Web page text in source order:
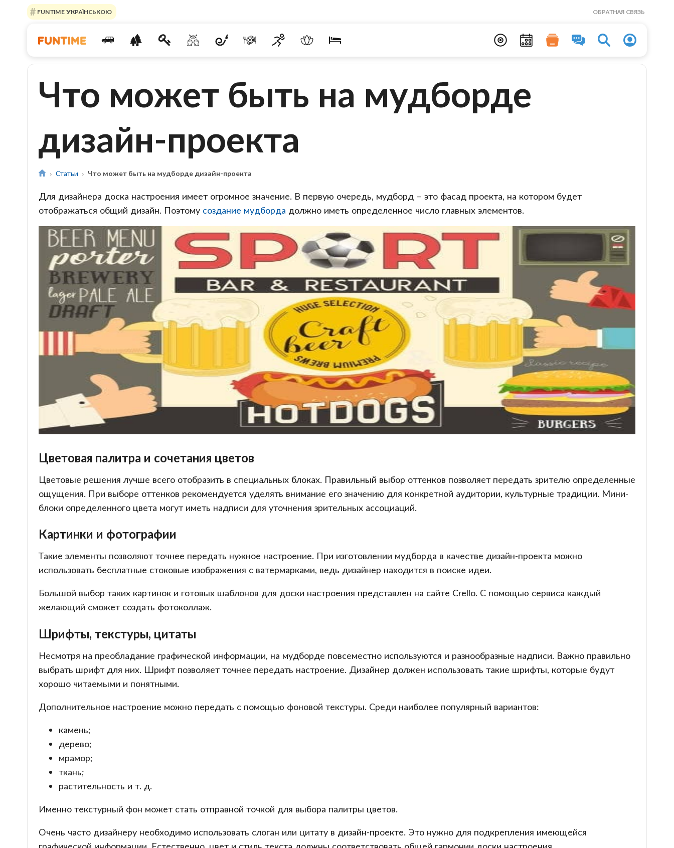
FUNTIME УКРАЇНСЬКОЮ ОБРАТНАЯ СВЯЗЬ
Что может быть на мудборде
дизайн-проекта
Статьи Что может быть на мудборде дизайн-проекта
Для дизайнера доска настроения имеет огромное значение. В первую очередь, мудборд – это фасад проекта, на котором будет
отображаться общий дизайн. Поэтому создание мудборда должно иметь определенное число главных элементов.
Цветовая палитра и сочетания цветов
Цветовые решения лучше всего отобразить в специальных блоках. Правильный выбор оттенков позволяет передать зрителю определенные
ощущения. При выборе оттенков рекомендуется уделять внимание его значению для конкретной аудитории, культурные традиции. Мини-
блоки определенного цвета могут иметь надписи для уточнения зрительных ассоциаций.
Картинки и фотографии
Такие элементы позволяют точнее передать нужное настроение. При изготовлении мудборда в качестве дизайн-проекта можно
использовать бесплатные стоковые изображения с ватермарками, ведь дизайнер находится в поиске идеи.
Большой выбор таких картинок и готовых шаблонов для доски настроения представлен на сайте Crello. С помощью сервиса каждый
желающий сможет создать фотоколлаж.
Шрифты, текстуры, цитаты
Несмотря на преобладание графической информации, на мудборде повсеместно используются и разнообразные надписи. Важно правильно
выбрать шрифт для них. Шрифт позволяет точнее передать настроение. Дизайнер должен использовать такие шрифты, которые будут
хорошо читаемыми и понятными.
Дополнительное настроение можно передать с помощью фоновой текстуры. Среди наиболее популярный вариантов:
камень;
дерево;
мрамор;
ткань;
растительность и т. д.
Именно текстурный фон может стать отправной точкой для выбора палитры цветов.
Очень часто дизайнеру необходимо использовать слоган или цитату в дизайн-проекте. Это нужно для подкрепления имеющейся